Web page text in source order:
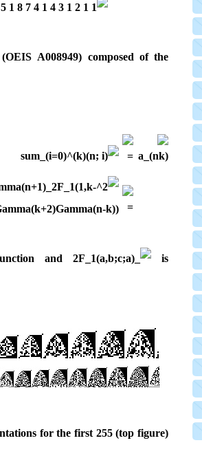
A008949) composed of the
and is
for the first 255 (top figure)